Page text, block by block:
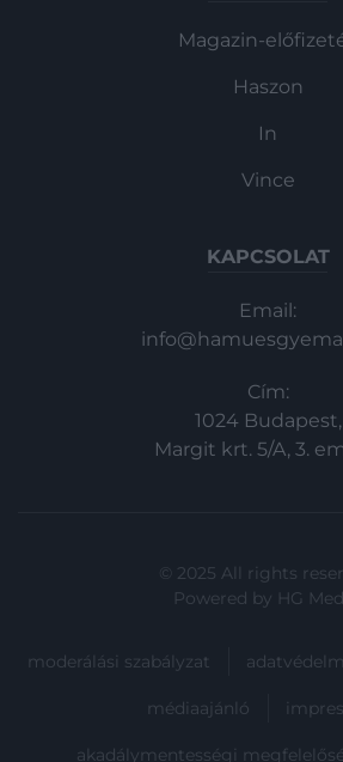
Magazin-
Haszon
In
Vince
KAPCSOLAT
Email:
Cím:
1024 Budapest,
Margit krt. 5/A, 3.
© 2025 All rights
Powered by HG
moderálási szabályzat
médiaajánló
akadálymentességi